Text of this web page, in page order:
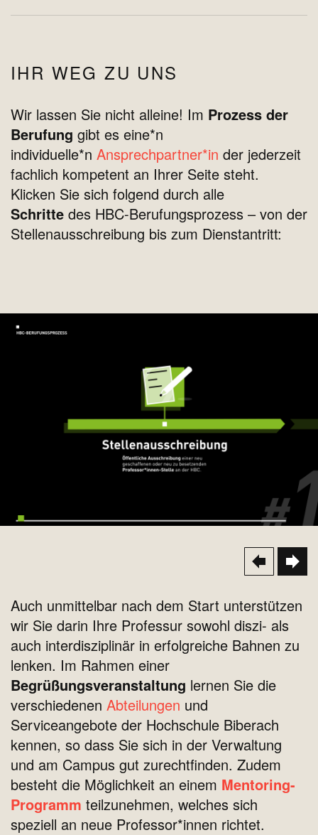
IHR WEG ZU UNS
Wir lassen Sie nicht alleine! Im Prozess der
Berufung gibt es eine*n
individuelle*n Ansprechpartner*in der jederzeit
fachlich kompetent an Ihrer Seite steht.
Klicken Sie sich folgend durch alle
Schritte des HBC-Berufungsprozess – von der
Stellenausschreibung bis zum Dienstantritt:
Auch unmittelbar nach dem Start unterstützen
wir Sie darin Ihre Professur sowohl diszi- als
auch interdisziplinär in erfolgreiche Bahnen zu
lenken. Im Rahmen einer
Begrüßungsveranstaltung lernen Sie die
verschiedenen Abteilungen und
Serviceangebote der Hochschule Biberach
kennen, so dass Sie sich in der Verwaltung
und am Campus gut zurechtfinden. Zudem
besteht die Möglichkeit an einem Mentoring-
Programm teilzunehmen, welches sich
speziell an neue Professor*innen richtet.